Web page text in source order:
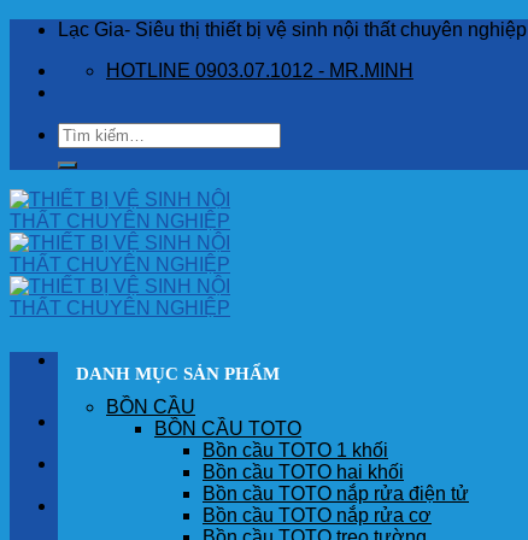
Skip
content
Lạc Gia- Siêu thị thiết bị vệ sinh nội thất chuyên nghiệp
HOTLINE 0903.07.1012 - MR.MINH
Tìm
kiếm:
TRANG CHỦ
DANH MỤC SẢN PHẨM
BỒN CẦU
BỒN CẦU TOTO
Bồn cầu TOTO 1 khối
Bồn cầu TOTO hai khối
Bồn cầu TOTO nắp rửa điện tử
Bồn cầu TOTO nắp rửa cơ